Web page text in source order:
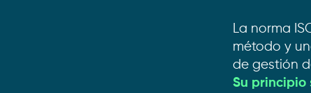
La norma
método y
de gestión
Su principio